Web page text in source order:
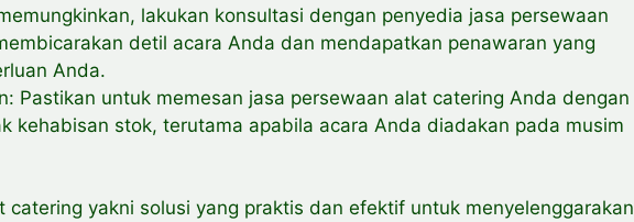
lakukan konsultasi dengan penyedia jasa persewaan
detil acara Anda dan mendapatkan penawaran yang
Anda.
Pastikan untuk memesan jasa persewaan alat catering Anda dengan
kehabisan stok, terutama apabila acara Anda diadakan pada musim
catering yakni solusi yang praktis dan efektif untuk menyelenggarakan